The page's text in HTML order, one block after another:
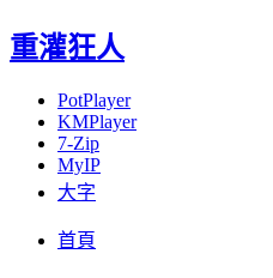
重灌狂人
PotPlayer
KMPlayer
7-Zip
MyIP
大字
首頁